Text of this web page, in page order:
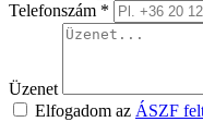
Telefonszám *
Üzenet
Elfogadom az ÁSZF